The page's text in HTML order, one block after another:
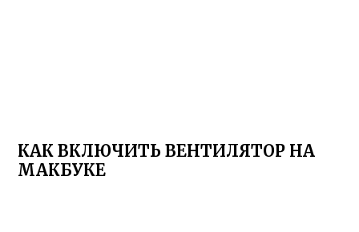
КАК ВКЛЮЧИТЬ ВЕНТИЛЯТОР НА
МАКБУКЕ